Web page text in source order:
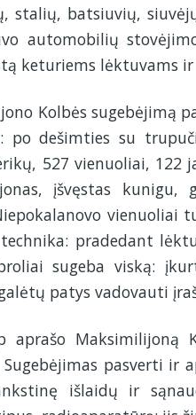
stalių, batsiuvių,
automobilių
keturiems lėktuvams ir
Kolbės sugebėjimą
po dešimties su
527 vienuoliai, 122
įšvęstas
pradedant
sugeba viską:
patys vadovauti
aprašo Maksimilijoną
Sugebėjimas pasverti
išlaidų ir